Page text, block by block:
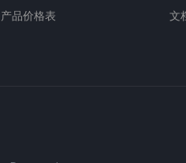
产品价格表
文